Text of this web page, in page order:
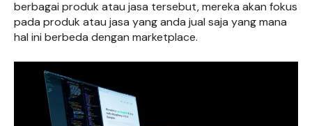
berbagai produk atau jasa tersebut, mereka akan fokus
pada produk atau jasa yang anda jual saja yang mana
hal ini berbeda dengan marketplace.